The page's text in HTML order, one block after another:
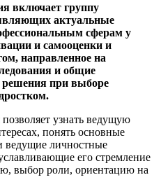
включает группу
актуальные
сферам у
и самооценки и
направленное на
и общие
решения при выборе
узнать ведущую
понять основные
ведущие личностные
его стремление
выбор роли, ориентацию на